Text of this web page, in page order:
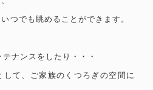
つでも眺めることができます。
ナンスをしたり・・・
て、ご家族のくつろぎの空間に